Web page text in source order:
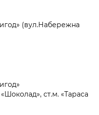
(вул.Набережна
ст.м. «Тараса